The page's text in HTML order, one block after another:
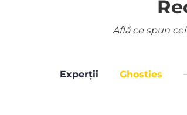
Află ce spun
Experții Ghosties